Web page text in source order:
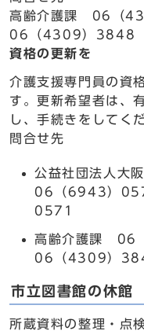
高齢介護課 06（
06（4309）3848
資格の更新を
介護支援専門員の資
す。更新希望者は、
し、手続きをしてく
問合せ先
公益社団法人大
06（6943）
0571
高齢介護課 06
06（4309）
市立図書館の休館
所蔵資料の整理・点